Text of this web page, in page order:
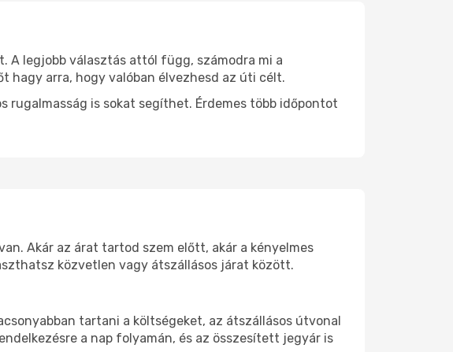
A legjobb választás attól függ, számodra mi a
hagy arra, hogy valóban élvezhesd az úti célt.
rugalmasság is sokat segíthet. Érdemes több időpontot
Akár az árat tartod szem előtt, akár a kényelmes
közvetlen vagy átszállásos járat között.
tartani a költségeket, az átszállásos útvonal
a nap folyamán, és az összesített jegyár is